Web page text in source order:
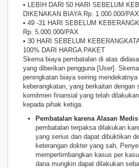
• LEBIH DARI 50 HARI SEBELUM
DIKENAKAN BIAYA Rp. 1.000.000/PAX
• 49 -31 HARI SEBELUM
Rp. 5.000.000/PAX
• 30 HARI SEBELUM
100% DARI HARGA PAKET
Skema biaya pembatalan di atas
yang diberikan pengguna [User].
peningkatan biaya seiring mendekatnya
keberangkatan, yang berkaitan dengan
komitmen finansial yang telah
kepada pihak ketiga.
Pembatalan karena Alasan
pembatalan terpaksa dilakukan
yang serius dan dapat dibuktikan
keterangan dokter yang sah,
mempertimbangkan kasus per
dana mungkin dapat dilakukan